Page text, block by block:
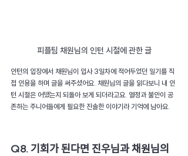
피플팀 채원님의 인턴 시절에 관한 글
인턴의 입장에서 채원님이 입사 3일차에 적어두었던 일기를 직
접 인용을 하며 글을 써주셨어요. 채원님의 글을 읽다보니 내 인
턴 시절은 어땠는지 되돌아 보게 되더라고요. 열정과 불안이 공
존하는 주니어들에게 필요한 진솔한 이야기라 기억에 남아요.
Q8. 기회가 된다면 진우님과 채원님의